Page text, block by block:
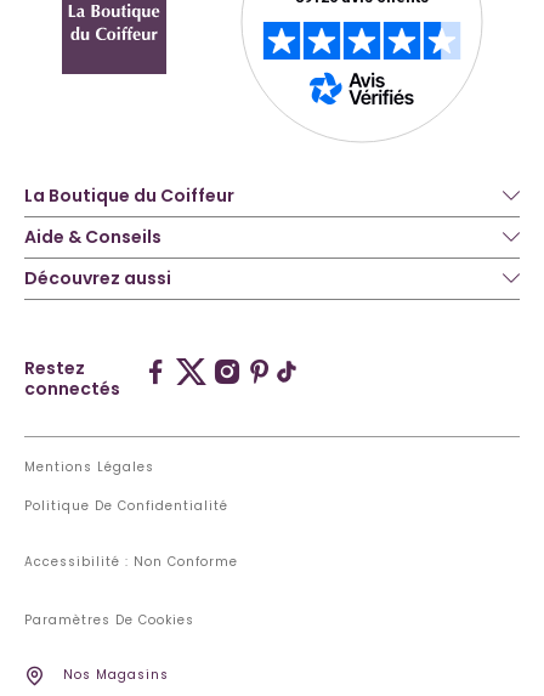
La Boutique du Coiffeur
Aide & Conseils
Découvrez aussi
Restez
connectés
Mentions Légales
Politique De Confidentialité
Accessibilité : Non Conforme
Paramètres De Cookies
Nos Magasins